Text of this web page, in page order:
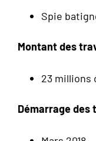
Spie
Montant des
23 millions
Démarrage des